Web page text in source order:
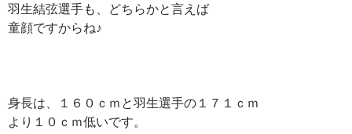
羽生結弦選手も、どちらかと言えば
童顔ですからね♪
身長は、１６０ｃｍと羽生選手の１７１ｃｍ
より１０ｃｍ低いです。